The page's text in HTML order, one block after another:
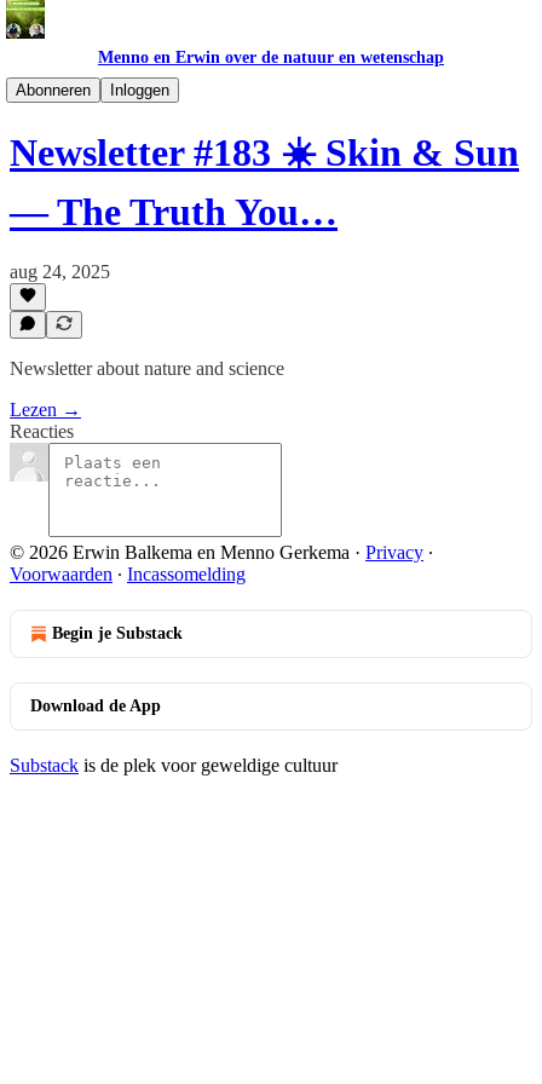
Menno en Erwin over de natuur en wetenschap
Abonneren
Inloggen
Newsletter ENG
Newsletter #183 ☀️ Skin & Sun
— The Truth You…
aug 24, 2025
Newsletter about nature and science
Lezen →
Reacties
© 2026 Erwin Balkema en Menno Gerkema · Privacy ∙
Voorwaarden ∙ Incassomelding
Begin je Substack
Download de App
Substack is de plek voor geweldige cultuur